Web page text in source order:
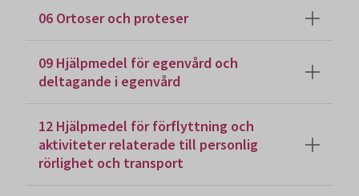
06 Ortoser och proteser
09 Hjälpmedel för egenvård och
deltagande i egenvård
12 Hjälpmedel för förflyttning och
aktiviteter relaterade till personlig
rörlighet och transport